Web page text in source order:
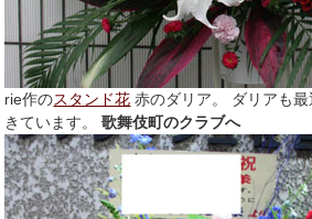
rie作のスタンド花 赤のダリア。 ダリアも
きています。歌舞伎町のクラブへ